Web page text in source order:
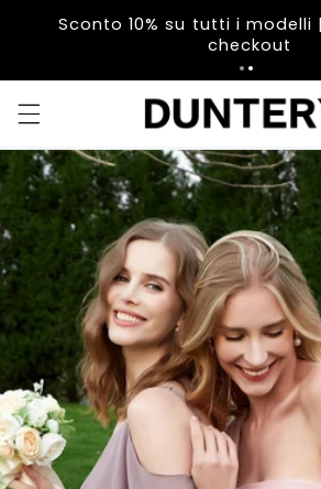
Sconto 10% su tutti i
checkout